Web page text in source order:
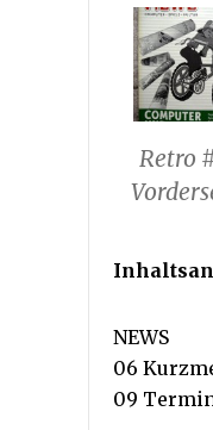
Retro
NEWS
06
09